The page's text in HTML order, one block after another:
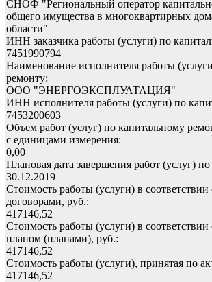
СНОФ "Региональный оператор
общего имущества в многоквартирных
области"
ИНН заказчика работы (услуги) по
7451990794
Наименование исполнителя работы
ремонту:
ООО "ЭНЕРГОЭКСПЛУАТАЦИЯ"
ИНН исполнителя работы (услуги) по
7453200603
Объем работ (услуг) по капитальному
с единицами измерения:
0,00
Плановая дата завершения работ (услуг)
30.12.2019
Стоимость работы (услуги) в
договорами, руб.:
417146,52
Стоимость работы (услуги) в
планом (планами), руб.:
417146,52
Стоимость работы (услуги), принятая по
417146,52